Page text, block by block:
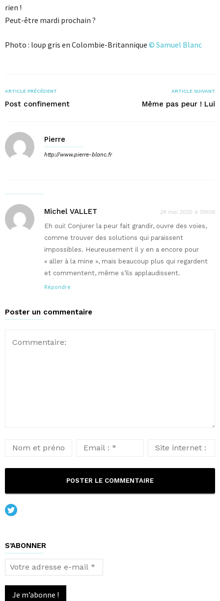
rien !
Peut-être mardi prochain ?
Photo : loup gris en Colombie-Britannique © Samuel Blanc
ARTICLE PRÉCÉDENT
Post confinement
ARTICLE SUIVANT
Même pas peur ! Lui
Pierre
http://www.pierre-blanc.fr
Michel VALLET 24 mai 2020 à 10h06
Eh oui! Conjurer la peur fait grandir, ouvre des voies,
comme trouver des solutions qui paraissent
impossibles. Heureusement il y en a encore pour
« aller à la mine », mais beaucoup plus qui regardent
et commentent, même s’ils applaudissent.
Répondre
Poster un commentaire
S’ABONNER
Votre
adresse
e-
mail